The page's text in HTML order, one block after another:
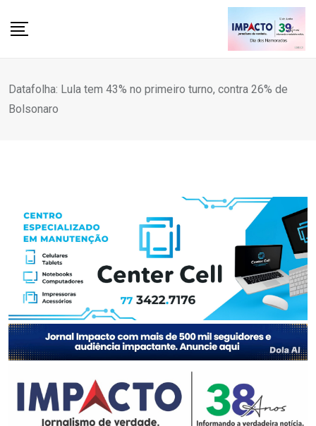
Datafolha: Lula tem 43% no primeiro turno, contra 26% de
Bolsonaro